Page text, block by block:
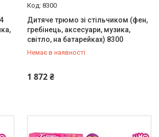
8300
Дитяче трюмо зі стільчиком (фен,
гребінець, аксесуари, музика,
світло, на батарейках) 8300
Немає в наявності
1 872 ₴
0 (800) 33-98-35